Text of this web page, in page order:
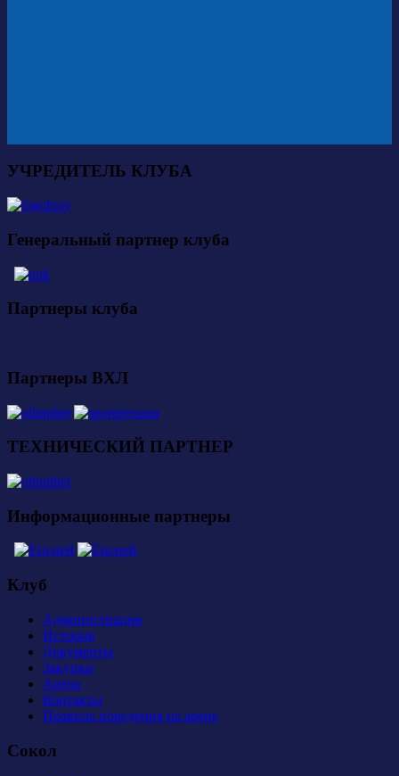
УЧРЕДИТЕЛЬ КЛУБА
Генеральный партнер клуба
Партнеры клуба
Партнеры ВХЛ
ТЕХНИЧЕСКИЙ ПАРТНЕР
Информационные партнеры
Клуб
Администрация
История
Документы
Закупки
Арена
Контакты
Правила поведения на арене
Сокол